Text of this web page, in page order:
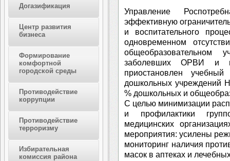
Догазификация
Центр развития
бизнеса
Формирование
комфортной
городской среды
Противодействие
коррупции
Противодействие
терроризму
Избирательная
комиссия района
Управление
эффективную
и воспитательного
одновременном
заболевших ОРВИ и
приостановлен
дошкольных учреждений
% дошкольных и
С целью минимизации
и профилактики
медицинских
мероприятия: усилены
мониторинг наличия
масок в аптеках и